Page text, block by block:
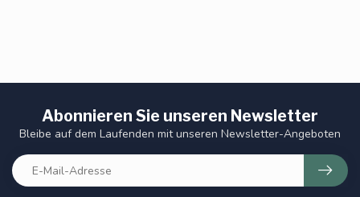
Abonnieren Sie unseren Newsletter
Bleibe auf dem Laufenden mit unseren Newsletter-Angeboten